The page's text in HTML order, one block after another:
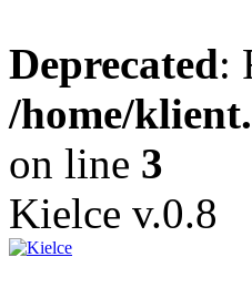
Deprecated:
/home/
on line 3
Kielce v.0.8